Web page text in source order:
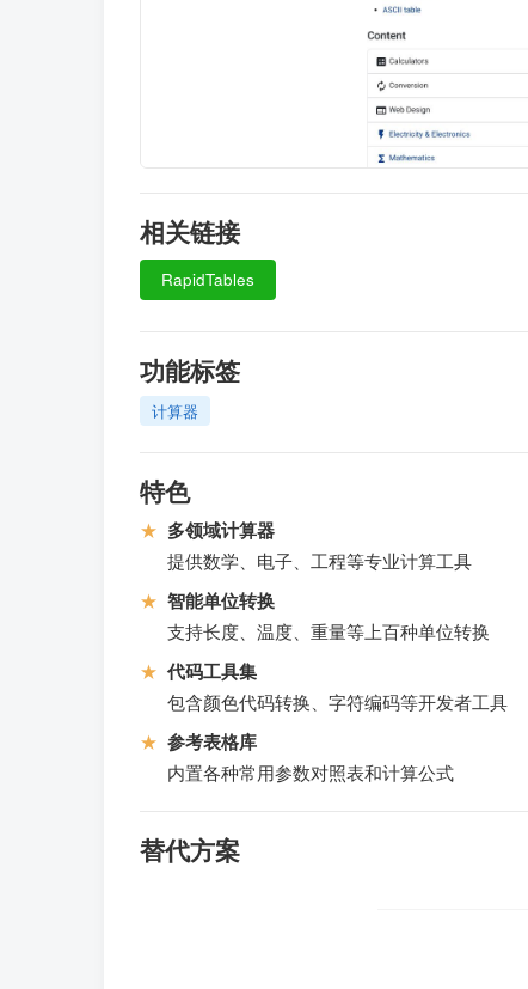
相关链接
RapidTables
功能标签
计算器
特色
★ 多领域计算器
提供数学、电子、工程等专业计算工具
★ 智能单位转换
支持长度、温度、重量等上百种单位转换
★ 代码工具集
包含颜色代码转换、字符编码等开发者工具
★ 参考表格库
内置各种常用参数对照表和计算公式
替代方案